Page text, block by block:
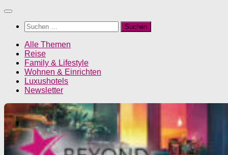
Unter
Inhalt
Suchen
nach:
Alle Themen
Reise
Family & Lifestyle
Wohnen & Einrichten
Luxushotels
Newsletter